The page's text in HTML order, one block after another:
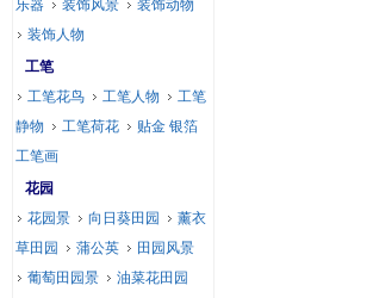
乐器 装饰风景
装饰动物
装饰人物
工笔
工笔花鸟
工笔人物
工笔
静物
工笔荷花
贴金 银箔
工笔画
花园
花园景
向日葵田园
薰衣
草田园
蒲公英
田园风景
葡萄田园景
油菜花田园